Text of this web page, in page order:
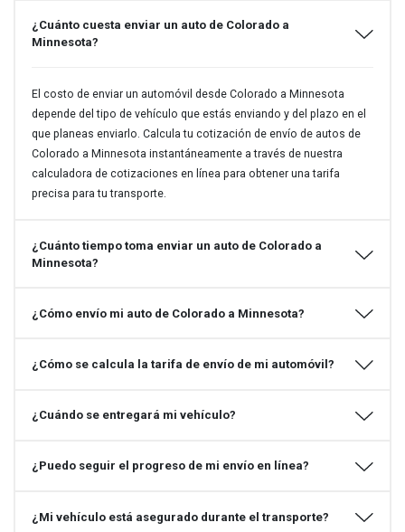
¿Cuánto cuesta enviar un auto de Colorado a
Minnesota?
El costo de enviar un automóvil desde Colorado a Minnesota
depende del tipo de vehículo que estás enviando y del plazo en el
que planeas enviarlo. Calcula tu cotización de envío de autos de
Colorado a Minnesota instantáneamente a través de nuestra
calculadora de cotizaciones en línea para obtener una tarifa
precisa para tu transporte.
¿Cuánto tiempo toma enviar un auto de Colorado a
Minnesota?
¿Cómo envío mi auto de Colorado a Minnesota?
¿Cómo se calcula la tarifa de envío de mi automóvil?
¿Cuándo se entregará mi vehículo?
¿Puedo seguir el progreso de mi envío en línea?
¿Mi vehículo está asegurado durante el transporte?